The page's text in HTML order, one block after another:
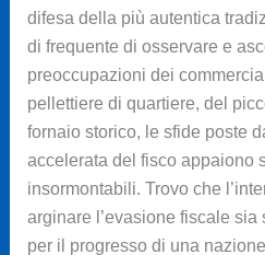
difesa della più autentica
di frequente di osservare e
preoccupazioni dei
pellettiere di quartiere, del
fornaio storico, le sfide poste
accelerata del fisco appaiono
insormontabili. Trovo che
arginare l’evasione fiscale
per il progresso di una